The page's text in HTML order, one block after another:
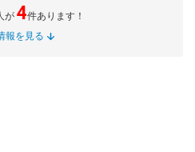
が 4件あります！
報を見る